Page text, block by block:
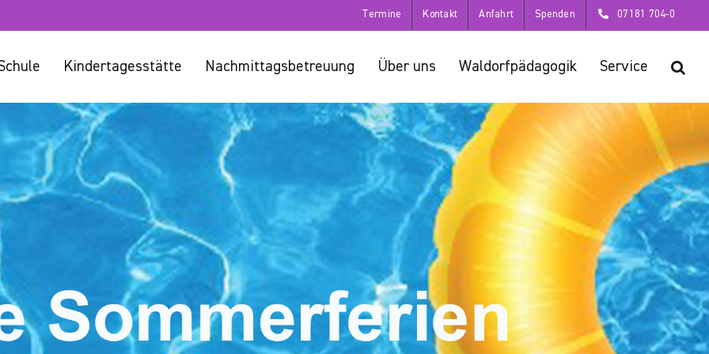
Termine Kontakt Anfahrt Spenden 07181 704-0
Kindertagesstätte Nachmittagsbetreuung Über uns Waldorfpädagogik Service